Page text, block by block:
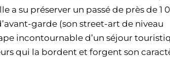
a su préserver un passé de près de 1
garde (son street-art de niveau
incontournable d’un séjour
qui la bordent et forgent son